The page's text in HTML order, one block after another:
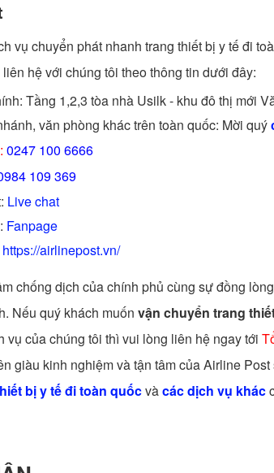
vụ chuyển phát nhanh trang thiết bị y tế đi
hệ với chúng tôi theo thông tin dưới đây:
Tầng 1,2,3 tòa nhà Usilk - khu đô thị mới
văn phòng khác trên toàn quốc: Mời quý
0247 100 6666
109 369
Live chat
Fanpage
https://airlinepost.vn/
chống dịch của chính phủ cùng sự đồng
Nếu quý khách muốn vận chuyển trang
vụ của chúng tôi thì vui lòng liên hệ ngay tới
giàu kinh nghiệm và tận tâm của Airline
bị y tế đi toàn quốcvàcác dịch vụ khác